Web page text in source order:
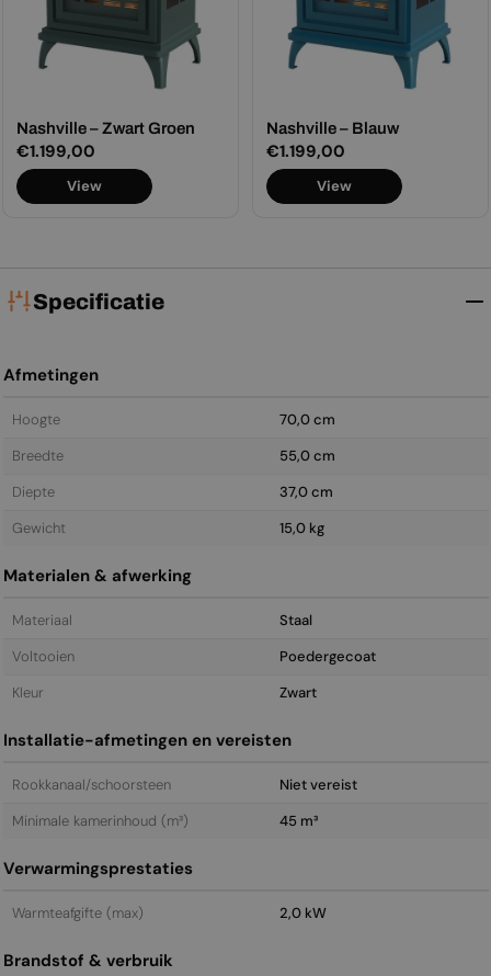
Nashville – Zwart Groen
Normale
prijs
€1.199,00
View
Nashville – Blauw
Normale
prijs
€1.199,00
View
Specificatie
Afmetingen
Hoogte
70,0 cm
Breedte
55,0 cm
Diepte
37,0 cm
Gewicht
15,0 kg
Materialen & afwerking
Materiaal
Staal
Voltooien
Poedergecoat
Kleur
Zwart
Installatie-afmetingen en vereisten
Rookkanaal/schoorsteen
Niet vereist
Minimale kamerinhoud (m³)
45 m³
Verwarmingsprestaties
Warmteafgifte (max) 2,0 kW
Brandstof & verbruik